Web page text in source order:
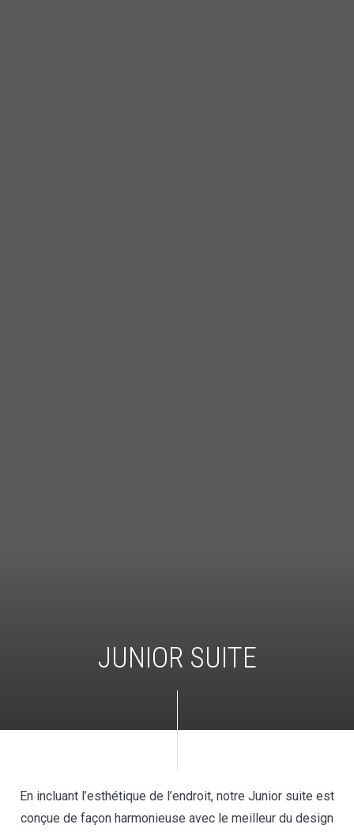
JUNIOR SUITE
En incluant l’esthétique de l’endroit, notre Junior suite est
conçue de façon harmonieuse avec le meilleur du design